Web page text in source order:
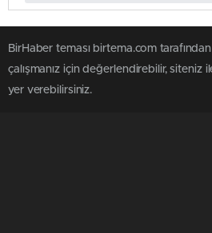
BirHaber teması birtema.com
çalışmanız için değerlendirebilir, siteniz
yer verebilirsiniz.